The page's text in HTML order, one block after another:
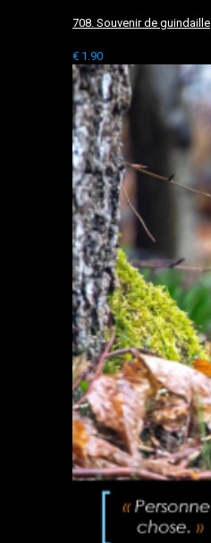
708. Souvenir de guindaille
€ 1.90